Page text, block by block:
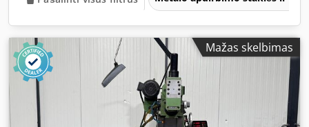
Mažas skelbimas